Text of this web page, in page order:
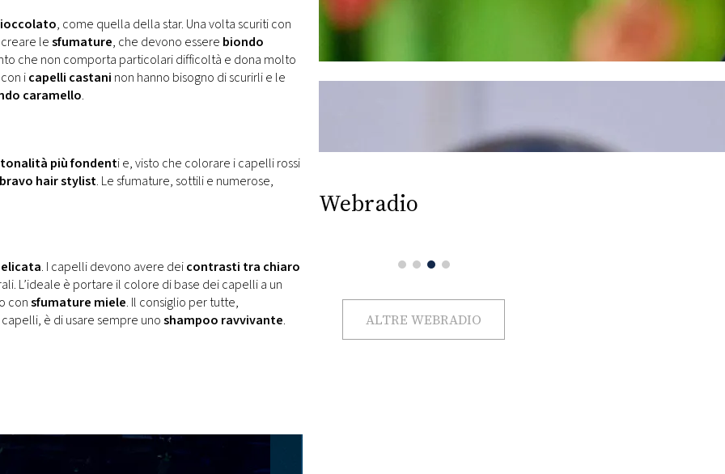
, come quella della star. Una volta scuriti con
lesfumature, che devono essere biondo
che non comporta particolari difficoltà e dona molto
icapelli castani non hanno bisogno di scurirli e le
caramello.
più fondenti e, visto che colorare i capelli rossi
bravo hair stylist. Le sfumature, sottili e numerose,
. I capelli devono avere deicontrasti tra chiaro
L’ideale è portare il colore di base dei capelli a un
consfumature miele. Il consiglio per tutte,
è di usare sempre unoshampoo ravvivante.
Webradio
ALTRE WEBRADIO